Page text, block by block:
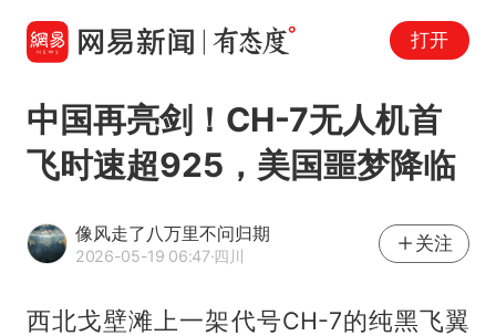
打开
中国再亮剑！CH-7无人机首
飞时速超925，美国噩梦降临
像风走了八万里不问归期
2026-05-19 06:47·四川
关注
西北戈壁滩上一架代号CH-7的纯黑飞翼